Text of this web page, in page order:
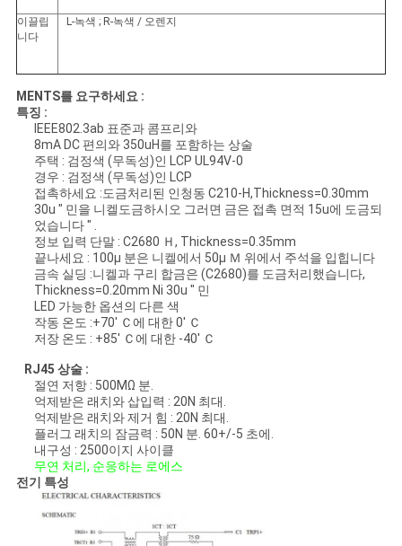
트
PRIVACY
POLICY
이끌립
니다
L-녹색 ; R-녹색 / 오렌지
MENTS를 요구하세요 :
특징 :
IEEE802.3ab 표준과 콤프리와
8mA DC 편의와 350uH를 포함하는 상술
주택 : 검정색 (무독성)인 LCP UL94V-0
경우 : 검정색 (무독성)인 LCP
접촉하세요 :도금처리된 인청동 C210-H,Thickness=0.30mm
30u " 민을 니켈도금하시오 그러면 금은 접촉 면적 15u에 도금되
었습니다 " .
정보 입력 단말 : C2680 Ｈ, Thickness=0.35mm
끝나세요 : 100μ 분은 니켈에서 50μ Ｍ 위에서 주석을 입힙니다
금속 실딩 :니켈과 구리 합금은 (C2680)를 도금처리했습니다,
Thickness=0.20mm Ni 30u " 민
LED 가능한 옵션의 다른 색
작동 온도 :+70' Ｃ에 대한 0' Ｃ
저장 온도 : +85' Ｃ에 대한 -40' Ｃ
RJ45 상술 :
절연 저항 : 500MΩ 분.
억제받은 래치와 삽입력 : 20N 최대.
억제받은 래치와 제거 힘 : 20N 최대.
플러그 래치의 잠금력 : 50N 분. 60+/-5 초에.
내구성 : 2500이지 사이클
무연 처리, 순응하는 로에스
전기 특성